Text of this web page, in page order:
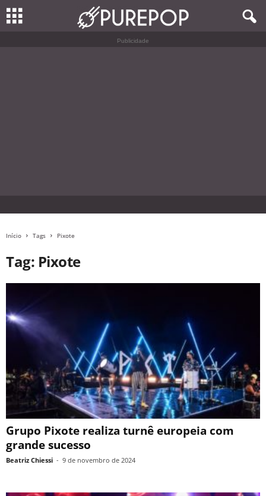
Publicidade
Início Tags Pixote
Tag: Pixote
Grupo Pixote realiza turnê europeia com
grande sucesso
Beatriz Chiessi - 9 de novembro de 2024